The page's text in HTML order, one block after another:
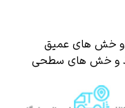
و خش های عمیق
خط و خش های سطحی